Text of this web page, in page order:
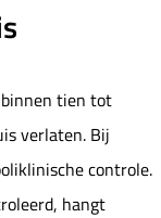
tien tot
verlaten. Bij
controle.
hangt